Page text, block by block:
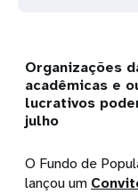
Organizações
acadêmicas e
lucrativos
julho
O Fundo de
lançou um